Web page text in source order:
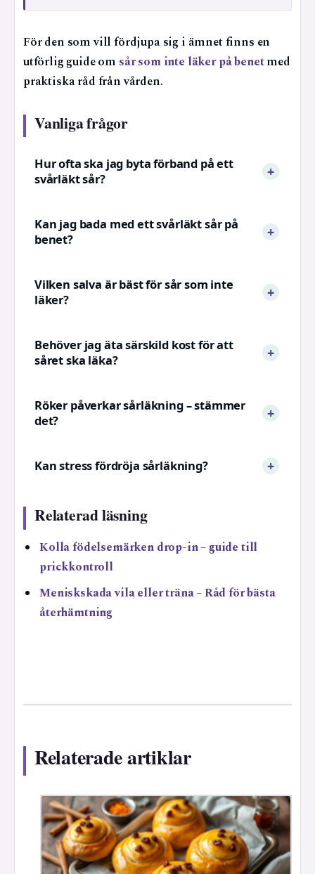
För den som vill fördjupa sig i ämnet finns en
utförlig guide om sår som inte läker på benetmed
praktiska råd från vården.
Vanliga frågor
Hur ofta ska jag byta förband på ett
svårläkt sår?
Kan jag bada med ett svårläkt sår på
benet?
Vilken salva är bäst för sår som inte
läker?
Behöver jag äta särskild kost för att
såret ska läka?
Röker påverkar sårläkning – stämmer
det?
Kan stress fördröja sårläkning?
Relaterad läsning
Kolla födelsemärken drop-in – guide till
prickkontroll
Meniskskada vila eller träna – Råd för bästa
återhämtning
Relaterade artiklar